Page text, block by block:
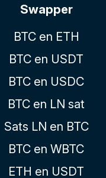
Swapper
BTC en ETH
BTC en USDT
BTC en USDC
BTC en LN sat
Sats LN en BTC
BTC en WBTC
ETH en USDT